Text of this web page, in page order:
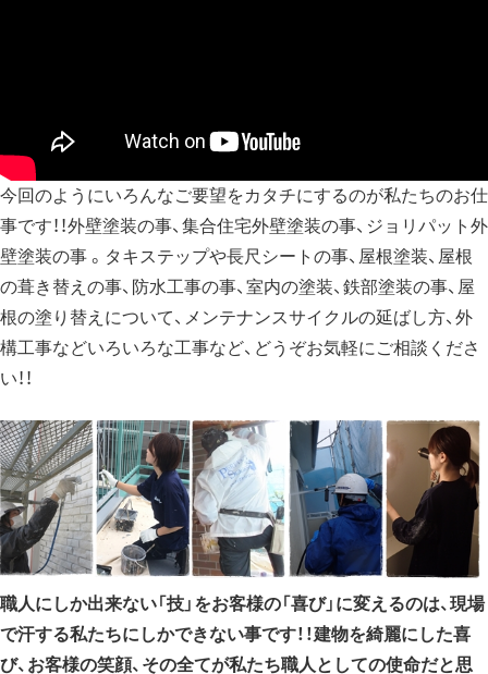
今回のようにいろんなご要望をカタチにするのが私たちのお仕
事です！！外壁塗装の事、集合住宅外壁塗装の事、ジョリパット外
壁塗装の事 。タキステップや長尺シートの事、屋根塗装、屋根
の葺き替えの事、防水工事の事、室内の塗装、鉄部塗装の事、屋
根の塗り替えについて、メンテナンスサイクルの延ばし方、外
構工事などいろいろな工事など、どうぞお気軽にご相談くださ
い！！
職人にしか出来ない「技」をお客様の「喜び」に変えるのは、現場
で汗する私たちにしかできない事です！！建物を綺麗にした喜
び、お客様の笑顔、その全てが私たち職人としての使命だと思